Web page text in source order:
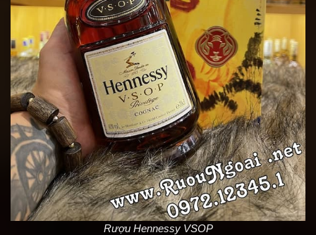
Rượu Hennessy VSOP